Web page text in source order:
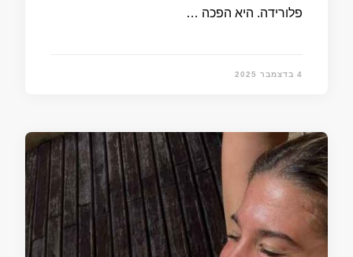
פלורידה. היא הפכה …
4 בדצמבר 2025